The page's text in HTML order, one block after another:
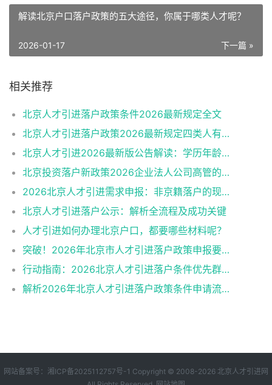
解读北京户口落户政策的五大途径，你属于哪类人才呢？
下一篇 »
2026-01-17
相关推荐
北京人才引进落户政策条件2026最新规定全文
北京人才引进落户政策2026最新规定四类人有资格
北京人才引进2026最新版公告解读：学历年龄是门槛
北京投资落户新政策2026企业法人公司高管的福音
2026北京人才引进需求申报：非京籍落户的现状与困境
北京人才引进落户公示：解析全流程及成功关键
人才引进如何办理北京户口，都要哪些材料呢？
突破！2026年北京市人才引进落户政策申报要求操作指南
行动指南：2026北京人才引进落户条件优先群体政策红利
解析2026年北京人才引进落户政策条件申请流程材料准备
网站备案号： 湘ICP备2025112757号-1 Copyright © 2008-2026 北京人才引进网